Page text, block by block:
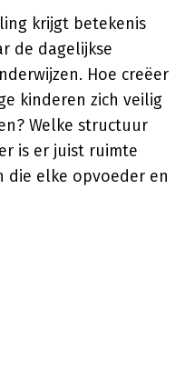
krijgt betekenis
de dagelijkse
Hoe creëer
kinderen zich veilig
Welke structuur
is er juist ruimte
die elke opvoeder en